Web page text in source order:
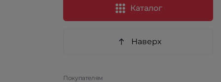
Каталог
Наверх
Покупателям